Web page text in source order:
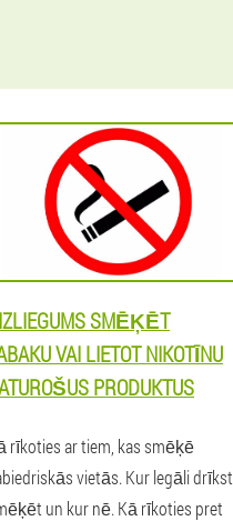
SMĒĶĒT
VAI LIETOT NIKOTĪNU
PRODUKTUS
rīkoties ar tiem, kas smēķē
vietās. Kur legāli drīkst
un kur nē. Kā rīkoties pret